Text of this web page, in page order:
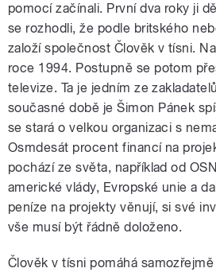
pomocí začínali. První dva roky ji
se rozhodli, že podle britského
založí společnost Člověk v tísni.
roce 1994. Postupně se potom
televize. Ta je jedním ze
současné době je Šimon Pánek
se stará o velkou organizaci s
Osmdesát procent financí na
pochází ze světa, například od
americké vlády, Evropské unie a
peníze na projekty věnují, si své
vše musí být řádně doloženo.
Člověk v tísni pomáhá